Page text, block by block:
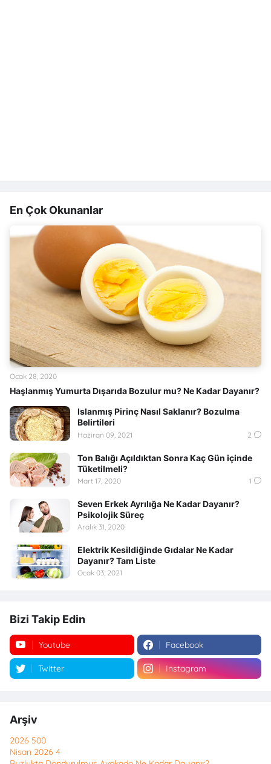
En Çok Okunanlar
Haşlanmış Yumurta Dışarıda Bozulur mu? Ne Kadar Dayanır?
Ocak 28, 2020
Islanmış Pirinç Nasıl Saklanır? Bozulma
Belirtileri
Haziran 09, 2021 2
Ton Balığı Açıldıktan Sonra Kaç Gün içinde
Tüketilmeli?
Mart 17, 2020 1
Seven Erkek Ayrılığa Ne Kadar Dayanır?
Psikolojik Süreç
Aralık 31, 2020
Elektrik Kesildiğinde Gıdalar Ne Kadar
Dayanır? Tam Liste
Ocak 03, 2021
Bizi Takip Edin
Youtube Facebook
Twitter Instagram
Arşiv
2026 500
Nisan 2026 4